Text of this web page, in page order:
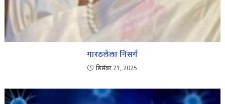
गारठलेला निसर्ग
डिसेंबर 21, 2025